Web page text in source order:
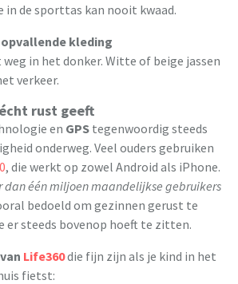
in de sporttas kan nooit kwaad.
kleding
weg in het donker. Witte of beige jassen
verkeer.
rust geeft
en GPS tegenwoordig steeds
onderweg. Veel ouders gebruiken
, die werkt op zowel Android als iPhone.
dan één miljoen maandelijkse gebruikers
bedoeld om gezinnen gerust te
er steeds bovenop hoeft te zitten.
Life360die fijn zijn als je kind in het
fietst: